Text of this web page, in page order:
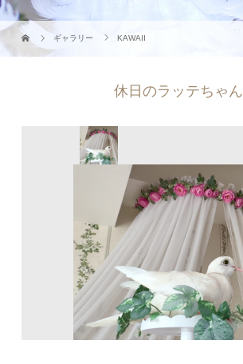
ギャラリー KAWAII
休日のラッテちゃん